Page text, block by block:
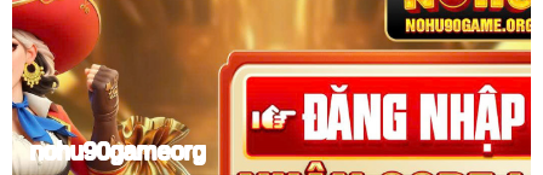
nohu90gameorg